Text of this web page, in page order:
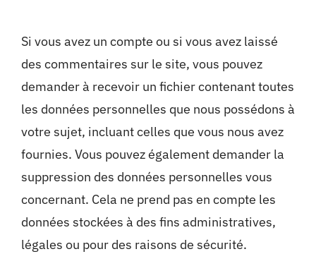
Si vous avez un compte ou si vous avez laissé
des commentaires sur le site, vous pouvez
demander à recevoir un fichier contenant toutes
les données personnelles que nous possédons à
votre sujet, incluant celles que vous nous avez
fournies. Vous pouvez également demander la
suppression des données personnelles vous
concernant. Cela ne prend pas en compte les
données stockées à des fins administratives,
légales ou pour des raisons de sécurité.